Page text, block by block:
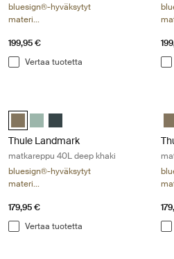
bluesign®-hyväksytyt
materi...
199,95 €
Vertaa tuotetta
Thule Landmark 40L Syvä khaki
Thule Landmark 40L Hazy
Thule Landmark 40L
Thule Landmark
matkareppu 40L deep khaki
bluesign®-hyväksytyt
materi...
179,95 €
Vertaa tuotetta